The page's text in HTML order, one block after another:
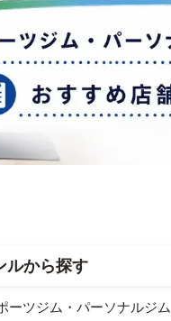
ルから探す
ーツジム・パーソナルジ